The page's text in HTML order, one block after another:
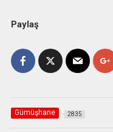
Paylaş
Gümüşhane 2835